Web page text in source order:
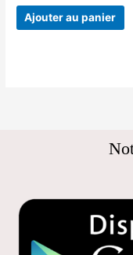
Ajouter au panier